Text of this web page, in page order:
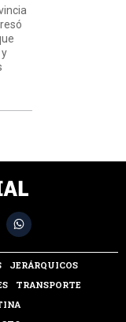
JERÁRQUICOS
TRANSPORTE